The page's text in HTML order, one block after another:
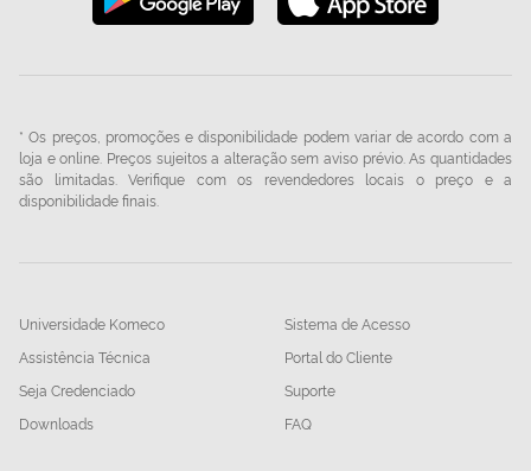
* Os preços, promoções e disponibilidade podem variar de acordo com a
loja e online. Preços sujeitos a alteração sem aviso prévio. As quantidades
são limitadas. Verifique com os revendedores locais o preço e a
disponibilidade finais.
Universidade Komeco
Assistência Técnica
Seja Credenciado
Downloads
Sistema de Acesso
Portal do Cliente
Suporte
FAQ